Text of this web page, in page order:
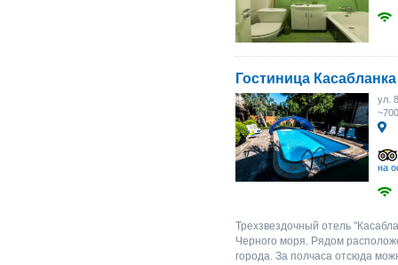
Гостиница Касабланка
ул.
на
Трехзвездочный отель
Черного моря. Рядом
города. За полчаса отсюда